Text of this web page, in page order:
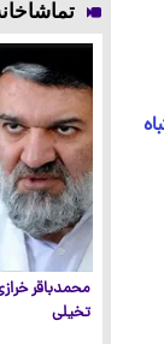
محمدباقر
تخیلی